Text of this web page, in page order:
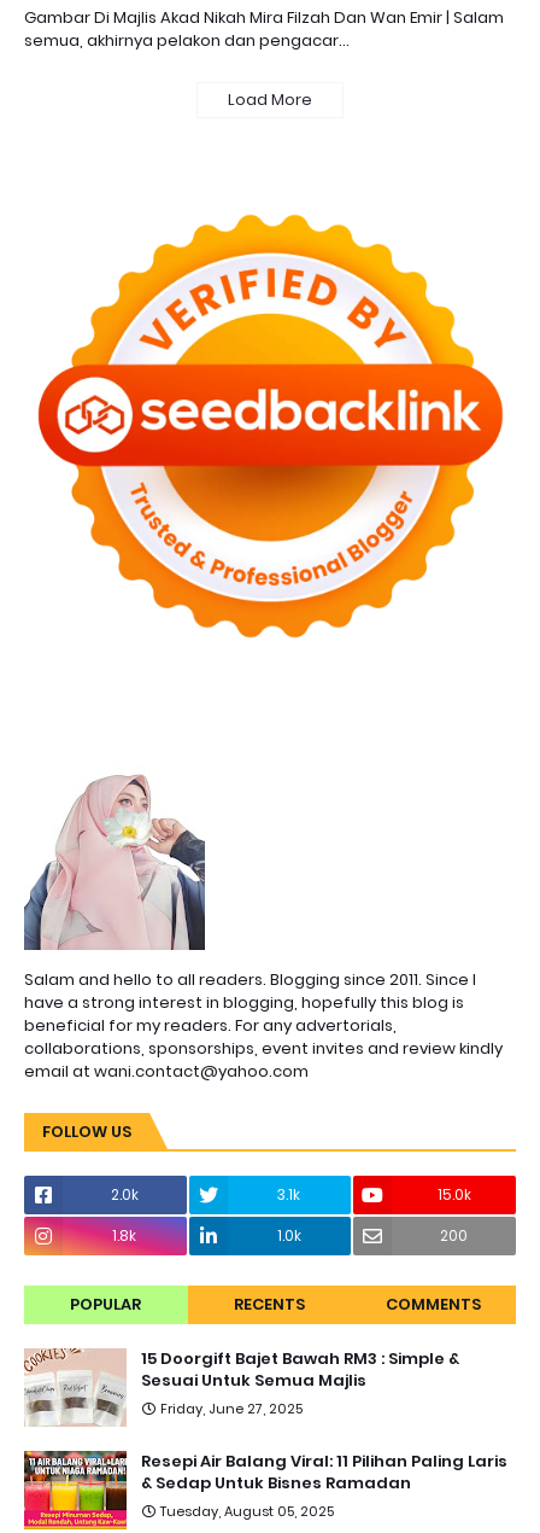
Gambar Di Majlis Akad Nikah Mira Filzah Dan Wan Emir | Salam
semua, akhirnya pelakon dan pengacar…
Load More
Salam and hello to all readers. Blogging since 2011. Since I
have a strong interest in blogging, hopefully this blog is
beneficial for my readers. For any advertorials,
collaborations, sponsorships, event invites and review kindly
email at wani.contact@yahoo.com
FOLLOW US
2.0k 3.1k
15.0k
1.8k
1.0k 200
POPULAR RECENTS COMMENTS
15 Doorgift Bajet Bawah RM3 : Simple &
Sesuai Untuk Semua Majlis
Friday, June 27, 2025
Resepi Air Balang Viral: 11 Pilihan Paling Laris
& Sedap Untuk Bisnes Ramadan
Tuesday, August 05, 2025